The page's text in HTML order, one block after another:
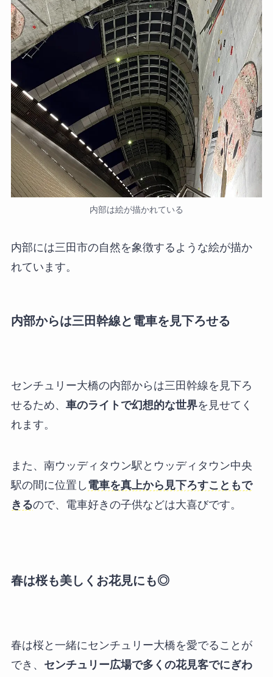
内部は絵が描かれている
内部には三田市の自然を象徴するような絵が描か
れています。
内部からは三田幹線と電車を見下ろせる
センチュリー大橋の内部からは三田幹線を見下ろ
せるため、 車のライトで幻想的な世界を見せてく
れます。
また、南ウッディタウン駅とウッディタウン中央
駅の間に位置し 電車を真上から見下ろすこともで
きるので、電車好きの子供などは大喜びです。
春は桜も美しくお花見にも◎
春は桜と一緒にセンチュリー大橋を愛でることが
でき、 センチュリー広場で多くの花見客でにぎわ